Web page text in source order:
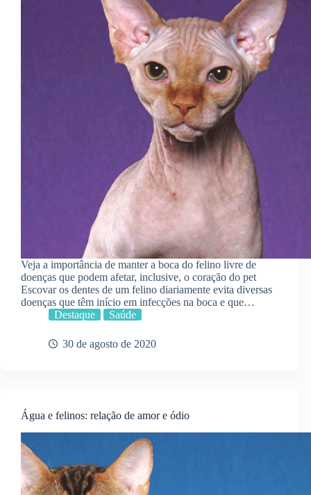
Veja a importância de manter a boca do felino livre de
doenças que podem afetar, inclusive, o coração do pet
Escovar os dentes de um felino diariamente evita diversas
doenças que têm início em infecções na boca e que…
Destaque
Saúde
30 de agosto de 2020
Água e felinos: relação de amor e ódio